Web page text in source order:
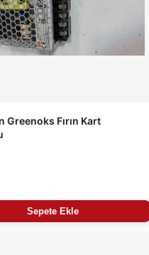
Greenoks Fırın Kart
Sepete Ekle